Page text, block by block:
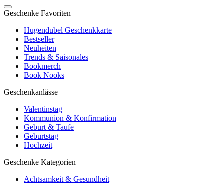
Geschenke Favoriten
Hugendubel Geschenkkarte
Bestseller
Neuheiten
Trends & Saisonales
Bookmerch
Book Nooks
Geschenkanlässe
Valentinstag
Kommunion & Konfirmation
Geburt & Taufe
Geburtstag
Hochzeit
Geschenke Kategorien
Achtsamkeit & Gesundheit